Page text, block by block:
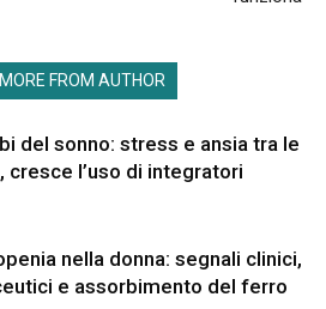
MORE FROM AUTHOR
del sonno: stress e ansia tra le
cresce l’uso di integratori
nella donna: segnali clinici,
e assorbimento del ferro